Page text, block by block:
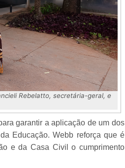
Rebelatto, secretária-geral, e
garantir a aplicação de um dos
Educação. Webb reforça que é
e da Casa Civil o cumprimento